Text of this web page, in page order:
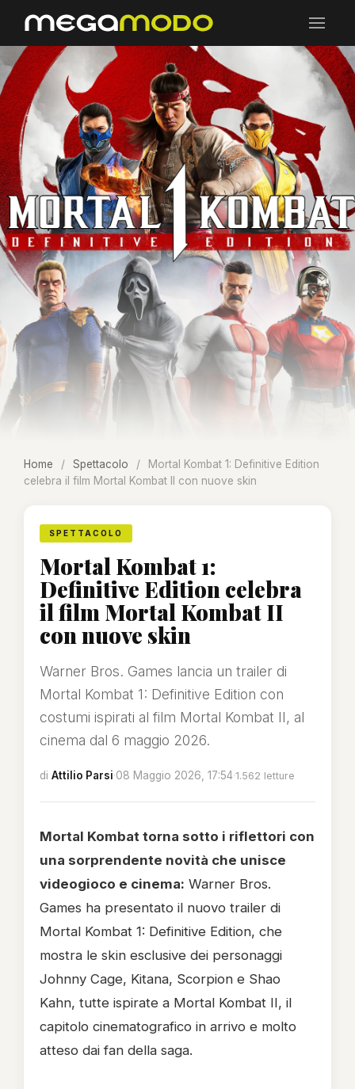
Home / Spettacolo /
Mortal Kombat 1: Definitive Edition
celebra il film Mortal Kombat II con nuove skin
SPETTACOLO
Mortal Kombat 1:
Definitive Edition celebra
il film Mortal Kombat II
con nuove skin
Warner Bros. Games lancia un trailer di
Mortal Kombat 1: Definitive Edition con
costumi ispirati al film Mortal Kombat II, al
cinema dal 6 maggio 2026.
di Attilio Parsi·08 Maggio 2026, 17:54·1.562 letture
Mortal Kombat torna sotto i riflettori con
una sorprendente novità che unisce
videogioco e cinema: Warner Bros.
Games ha presentato il nuovo trailer di
Mortal Kombat 1: Definitive Edition, che
mostra le skin esclusive dei personaggi
Johnny Cage, Kitana, Scorpion e Shao
Kahn, tutte ispirate a Mortal Kombat II, il
capitolo cinematografico in arrivo e molto
atteso dai fan della saga.